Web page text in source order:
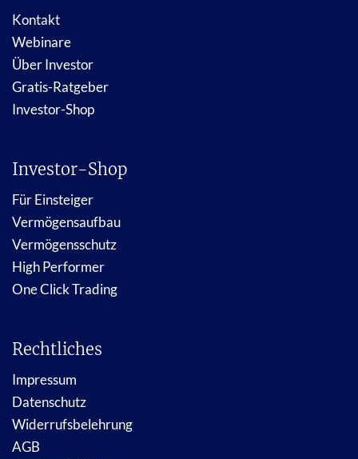
Kontakt
Webinare
Über Investor
Gratis-Ratgeber
Investor-Shop
Investor-Shop
Für Einsteiger
Vermögensaufbau
Vermögensschutz
High Performer
One Click Trading
Rechtliches
Impressum
Datenschutz
Widerrufsbelehrung
AGB